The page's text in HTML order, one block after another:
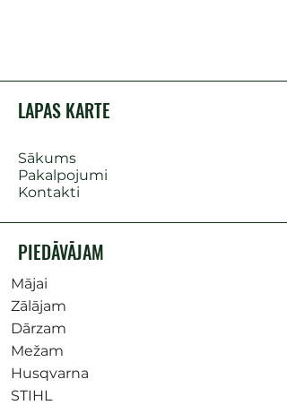
LAPAS KARTE
Sākums
Pakalpojumi
Kontakti
PIEDĀVĀJAM
Mājai
Zālājam
Dārzam
Mežam
Husqvarna
STIHL